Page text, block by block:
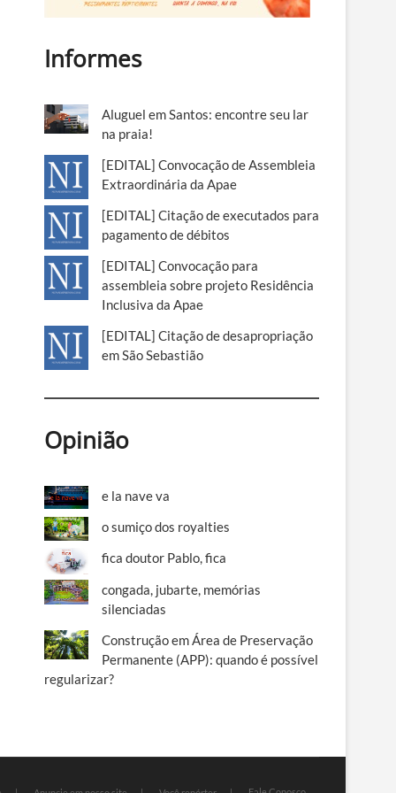
Informes
Aluguel em Santos: encontre seu lar
na praia!
[EDITAL] Convocação de Assembleia
Extraordinária da Apae
[EDITAL] Citação de executados para
pagamento de débitos
[EDITAL] Convocação para
assembleia sobre projeto Residência
Inclusiva da Apae
[EDITAL] Citação de desapropriação
em São Sebastião
Opinião
e la nave va
o sumiço dos royalties
fica doutor Pablo, fica
congada, jubarte, memórias
silenciadas
Construção em Área de Preservação
Permanente (APP): quando é possível
regularizar?